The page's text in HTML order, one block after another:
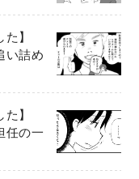
】
い詰め
】
任の一